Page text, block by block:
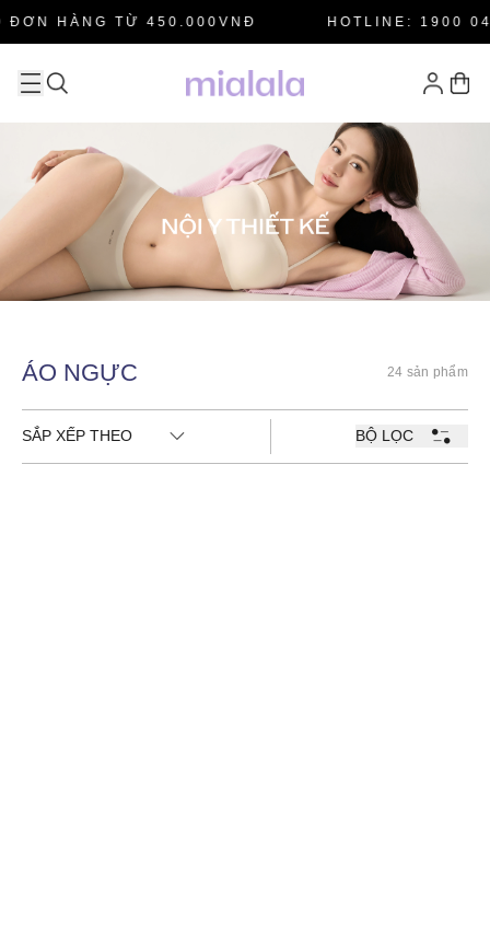
ĐƠN HÀNG TỪ 450.000VNĐ HOTLINE: 1900
ÁO NGỰC 24 sản phẩm
SẮP XẾP THEO BỘ LỌC